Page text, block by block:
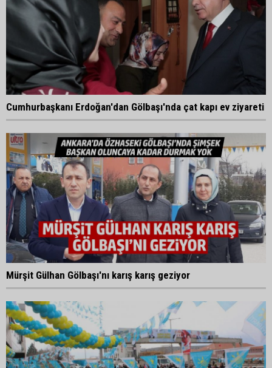
Cumhurbaşkanı Erdoğan'dan Gölbaşı'nda çat kapı ev ziyareti
Mürşit Gülhan Gölbaşı'nı karış karış geziyor